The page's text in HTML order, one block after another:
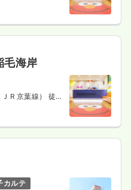
毛海岸
Ｒ京葉線） 徒歩
カルテ